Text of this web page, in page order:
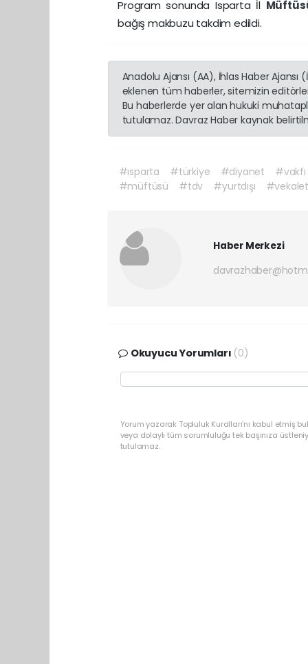
Program sonunda Isparta İl
bağış makbuzu takdim edildi.
Anadolu Ajansı (AA), İhlas Haber
eklenen tüm haberler, sitemizin
Bu haberlerde yer alan hukuki
tutulamaz. Davraz Haber kaynak
#ısparta #türkiye #diyanet #vakfı
#müftüsü
#tdv #yurtdışı #vekalet
Haber Merkezi
Okuyucu Yorumları (0)
Yorum yazarak Topluluk Kuralları’nı kabul etmiş
veya dolaylı tüm sorumluluğu tek başınıza
tutulamaz.